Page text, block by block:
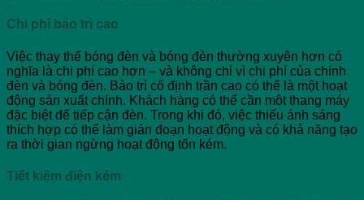
Chi phí bảo trì cao
Việc thay thế bóng đèn và bóng đèn thường xuyên hơn có
nghĩa là chi phí cao hơn – và không chỉ vì chi phí của chính
đèn và bóng đèn. Bảo trì cố định trần cao có thể là một hoạt
động sản xuất chính. Khách hàng có thể cần một thang máy
đặc biệt để tiếp cận đèn. Trong khi đó, việc thiếu ánh sáng
thích hợp có thể làm gián đoạn hoạt động và có khả năng tạo
ra thời gian ngừng hoạt động tốn kém.
Tiết kiệm điện kém